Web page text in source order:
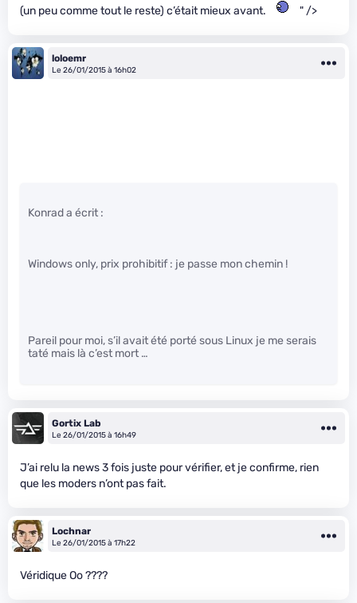
(un peu comme tout le reste) c’était mieux avant.
" />
loloemr
Le 26/01/2015 à 16h02
Konrad a écrit :
Windows only, prix prohibitif : je passe mon chemin !
Pareil pour moi, s’il avait été porté sous Linux je me serais
taté mais là c’est mort …
Gortix Lab
Le 26/01/2015 à 16h49
J’ai relu la news 3 fois juste pour vérifier, et je confirme, rien
que les moders n’ont pas fait.
Lochnar
Le 26/01/2015 à 17h22
Véridique Oo ????